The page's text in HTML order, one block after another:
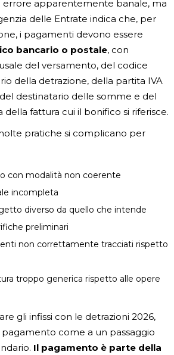
apparentemente banale, ma
delle Entrate indica che, per
i pagamenti devono essere
bancario o postale, con
del versamento, del codice
della detrazione, della partita IVA
destinatario delle somme e del
fattura cui il bonifico si riferisce.
pratiche si complicano per
con modalità non coerente
incompleta
diverso da quello che intende
preliminari
non correttamente tracciati rispetto
troppo generica rispetto alle opere
gli infissi con le detrazioni 2026,
come a un passaggio
Il pagamento è parte della